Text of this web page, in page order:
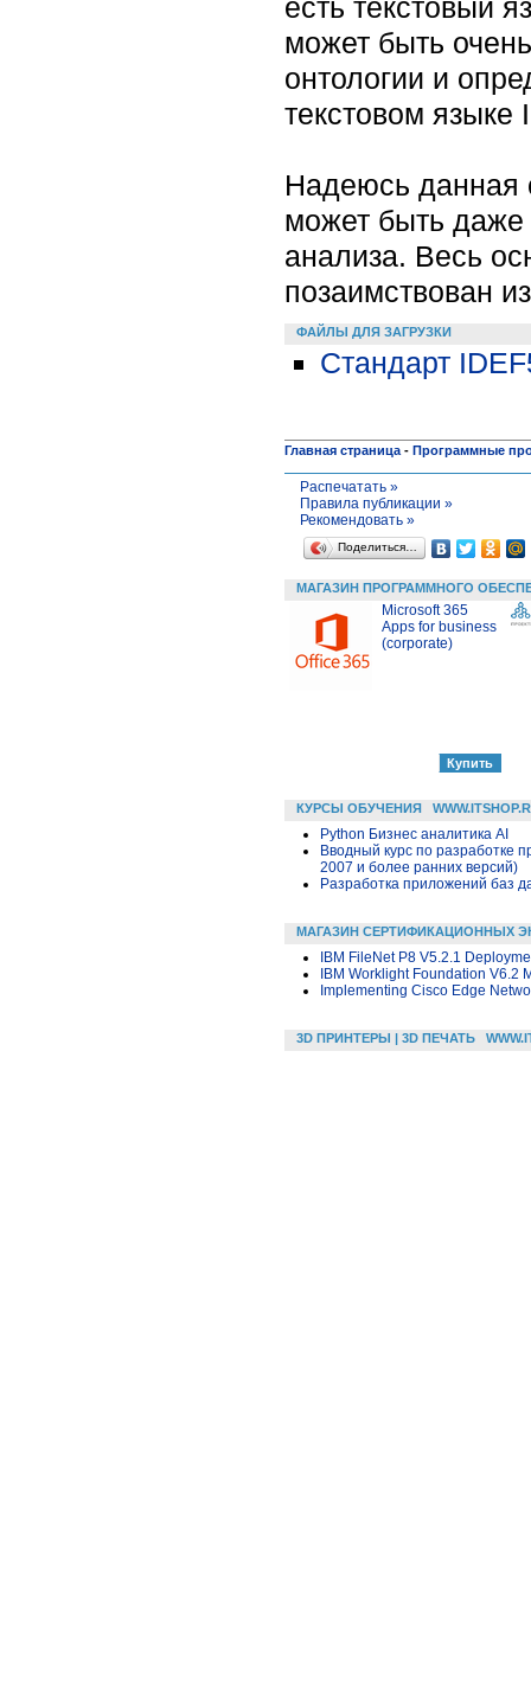
есть текстовый
может быть
онтологии и
текстовом
Надеюсь данная
может быть даже
анализа. Весь
позаимствован
ФАЙЛЫ ДЛЯ ЗАГРУЗКИ
Cтандарт
Главная страница - Программные
Распечатать »
Правила публикации »
Рекомендовать »
Поделиться…
МАГАЗИН ПРОГРАММНОГО
Microsoft 365
Apps for business
(corporate)
КУРСЫ ОБУЧЕНИЯ
Python Бизнес аналитика AI
Вводный курс по разработке
2007 и более ранних версий)
Разработка приложений баз
МАГАЗИН СЕРТИФИКАЦИОННЫХ
IBM FileNet P8 V5.2.1
IBM Worklight Foundation V6.2
Implementing Cisco Edge
3D ПРИНТЕРЫ | 3D ПЕЧАТЬ